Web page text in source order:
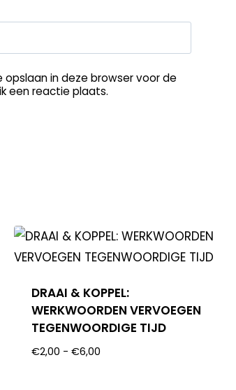
opslaan in deze browser voor de
een reactie plaats.
DRAAI & KOPPEL:
WERKWOORDEN VERVOEGEN
TEGENWOORDIGE TIJD
€2,00 - €6,00